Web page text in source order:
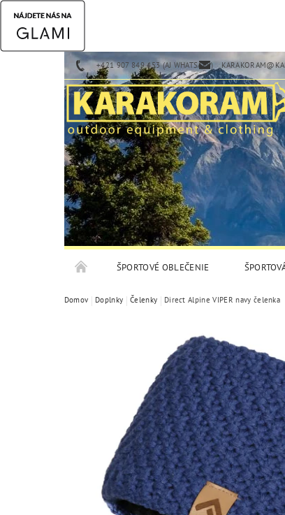
+421 907 849 453 (AJ WHATSAPP)
ŠPORTOVÉ OBLEČENIE
Domov Doplnky Čelenky Direct Alpine VIPER navy čelenka